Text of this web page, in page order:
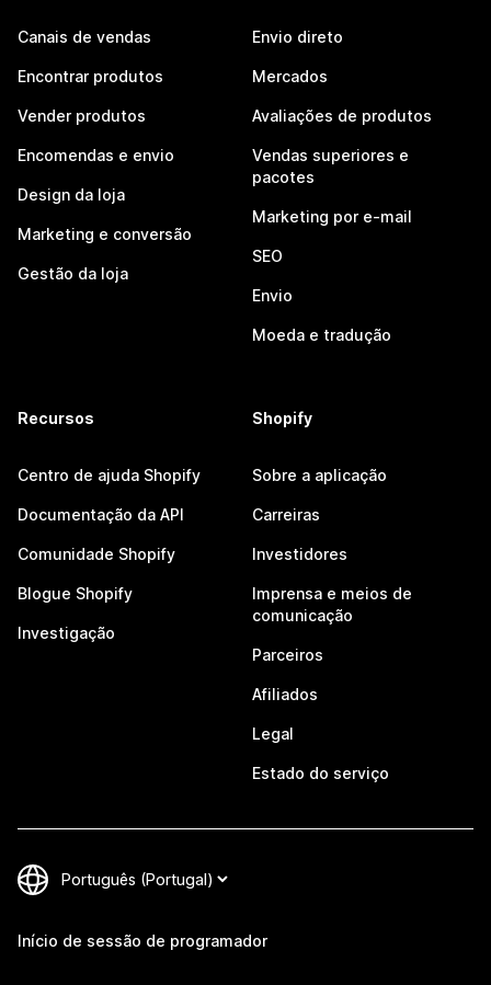
Canais de vendas
Encontrar produtos
Vender produtos
Encomendas e envio
Design da loja
Marketing e conversão
Gestão da loja
Envio direto
Mercados
Avaliações de produtos
Vendas superiores e
pacotes
Marketing por e-mail
SEO
Envio
Moeda e tradução
Recursos
Centro de ajuda Shopify
Documentação da API
Comunidade Shopify
Blogue Shopify
Investigação
Shopify
Sobre a aplicação
Carreiras
Investidores
Imprensa e meios de
comunicação
Parceiros
Afiliados
Legal
Estado do serviço
Início de sessão de programador